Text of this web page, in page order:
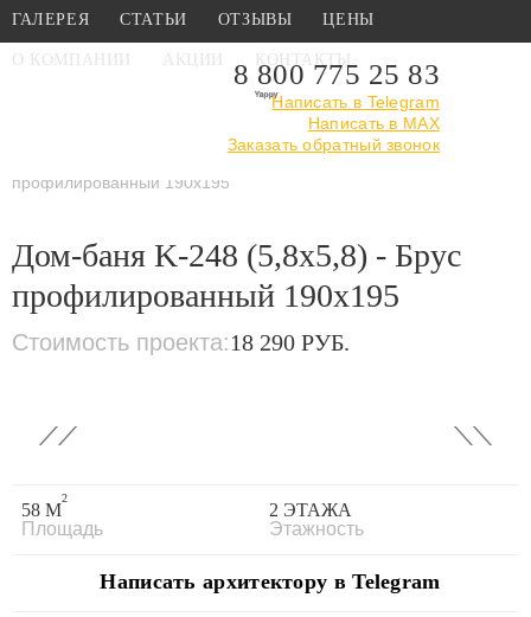
ГАЛЕРЕЯ СТАТЬИ ОТЗЫВЫ ЦЕНЫ
О КОМПАНИИ АКЦИИ КОНТАКТЫ
8 800 775 25 83
Написать в Telegram
Написать в MAX
Заказать обратный звонок
Проекты бань › Проекты бань из
профилированный 190x195
Дом-баня K-248 (5,8x5,8) - Брус
профилированный 190x195
Стоимость проекта:18 290 РУБ.
‹ ›
58 М
2
Площадь
2 ЭТАЖА
Этажность
Написать архитектору в Telegram